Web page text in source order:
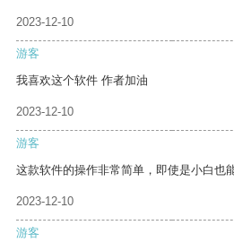
2023-12-10
游客
我喜欢这个软件 作者加油
2023-12-10
游客
这款软件的操作非常简单，即使是小白也
2023-12-10
游客